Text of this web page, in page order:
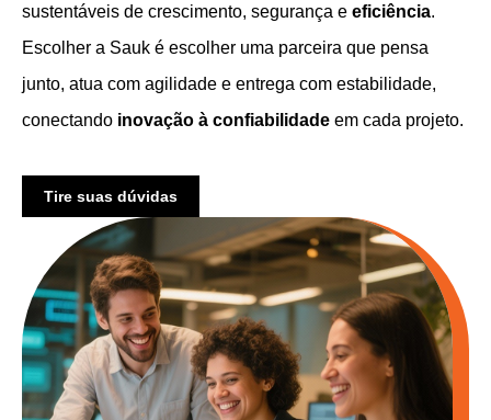
sustentáveis de crescimento, segurança e eficiência.
Escolher a Sauk é escolher uma parceira que pensa
junto, atua com agilidade e entrega com estabilidade,
conectando inovação à confiabilidade em cada projeto.
Tire suas dúvidas